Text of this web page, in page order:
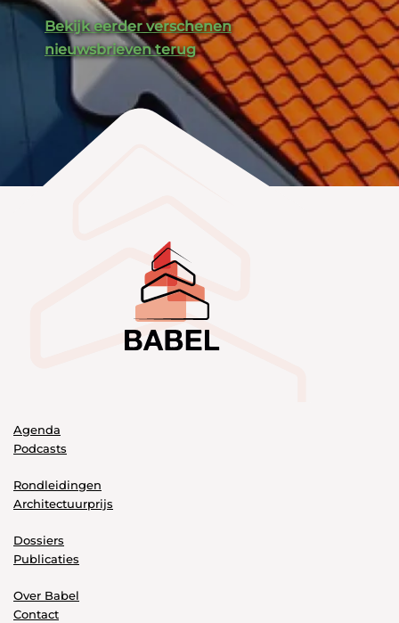
Bekijk eerder verschenen
nieuwsbrieven terug
Agenda
Podcasts
Rondleidingen
Architectuurprijs
Dossiers
Publicaties
Over Babel
Contact